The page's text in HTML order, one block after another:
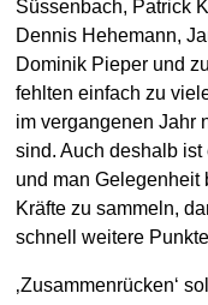
Süssenbach, Patrick
Dennis Hehemann,
Dominik Pieper und
fehlten einfach zu
im vergangenen Jahr
sind. Auch deshalb
und man Gelegenheit
Kräfte zu sammeln,
schnell weitere
‚Zusammenrücken‘